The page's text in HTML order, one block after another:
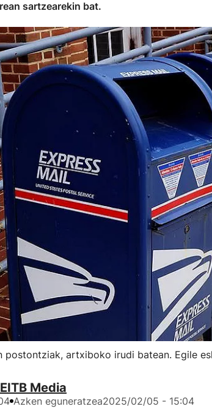
sartzearekin bat.
postontziak, artxiboko irudi batean. Egile
Media
Azken eguneratzea2025/02/05 - 15:04